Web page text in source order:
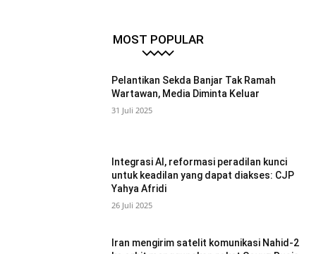
MOST POPULAR
Pelantikan Sekda Banjar Tak Ramah
Wartawan, Media Diminta Keluar
31 Juli 2025
Integrasi AI, reformasi peradilan kunci
untuk keadilan yang dapat diakses: CJP
Yahya Afridi
26 Juli 2025
Iran mengirim satelit komunikasi Nahid-2